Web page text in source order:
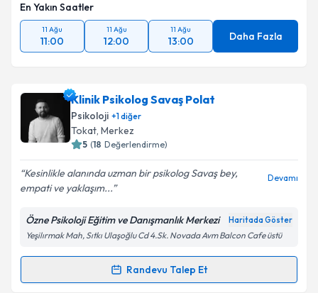
En Yakın Saatler
11 Ağu
11:00
11 Ağu
12:00
11 Ağu
13:00 Daha Fazla
Klinik Psikolog Savaş Polat
Psikoloji +1diğer
Tokat, Merkez
5 (18 Değerlendirme)
Kesinlikle alanında uzman bir psikolog Savaş bey,
empati ve yaklaşım...
Devamı
Özne Psikoloji Eğitim ve Danışmanlık Merkezi Haritada Göster
Yeşilırmak Mah, Sıtkı Ulaşoğlu Cd 4.Sk. Novada Avm Balcon Cafe üstü
Randevu Talep Et
Randevu Takvimi Talebi